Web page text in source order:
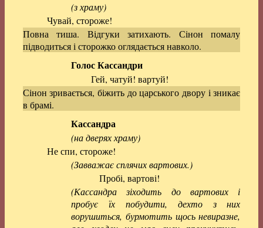
(з храму)
Чувай, стороже!
Повна тиша. Відгуки затихають. Сінон помалу
підводиться і сторожко оглядається навколо.
Голос Кассандри
Гей, чатуй! вартуй!
Сінон зривається, біжить до царського двору і зникає
в брамі.
Кассандра
(на дверях храму)
Не спи, стороже!
(Завважає сплячих вартових.)
Пробі, вартові!
(Кассандра зіходить до вартових і
пробує їх побудити, дехто з них
ворушиться, бурмотить щось невиразне,